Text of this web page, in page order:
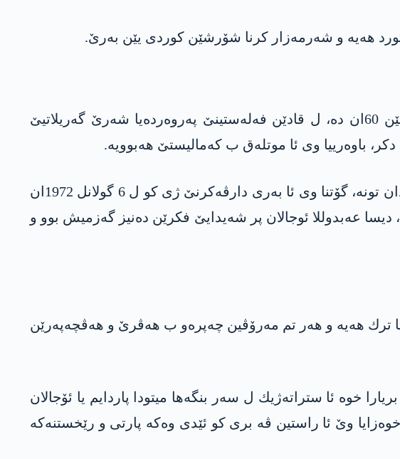
ده‌نیز گه‌زمیش ب نه‌ژاد تركه‌ و ب فكر چه‌په‌‌، ئه‌ندامێ پارتییا كاركه‌رێن تركیێ بوو د سالێن 60ان ده‌، ل قادێن فه‌له‌ستینێ په‌روه‌رده‌یا شه‌رێ گه‌ریلاتیێ
باوه‌رییا وی ئا موتله‌ق ب كه‌مالیستێ هه‌بوویه‌.
واته‌ ب كورتاسی ت پێوه‌ندییا ڤی ئینسانی ب گه‌لێ كورد ڤه‌ تونه‌ و ت خه‌باتا وی ژی بۆ كوردان تونه‌، گۆتنا وی ئا به‌ری دارڤه‌كرنێ ژی كو ل 6 گولانل 1972ان
دیسا عه‌بدوللا ئوجالان پر شه‌یدایێ فكرێن ده‌نیز گه‌زمیش بوو و
ترك هه‌یه‌ و هه‌ر تم مه‌رۆڤین چه‌پره‌و ب هه‌ڤرێ و هه‌ڤچه‌په‌رێن
خوه‌ ئا ستراته‌ژیك ل سه‌ر بنگه‌ها میتودا پاردایم یا ئۆجا‌لان
وێ ئا راستین ڤه‌‌ بری كو ئێدى وه‌كه‌ پارتی و رێخستنه‌كه‌